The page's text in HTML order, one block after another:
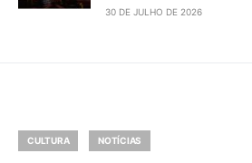
30 DE JULHO DE 2026
CULTURA NOTÍCIAS